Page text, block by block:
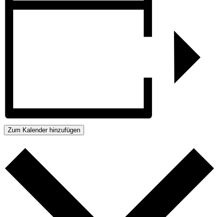
Zum Kalender hinzufügen